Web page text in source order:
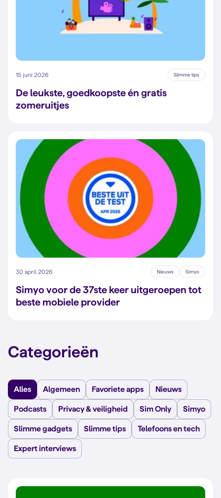
15 juni 2026 Slimme tips
De leukste, goedkoopste én gratis
zomeruitjes
30 april 2026 Nieuws Simyo
Simyo voor de 37ste keer uitgeroepen tot
beste mobiele provider
Categorieën
Alles Algemeen Favoriete apps Nieuws
Podcasts Privacy & veiligheid Sim Only Simyo
Slimme gadgets Slimme tips Telefoons en tech
Expert interviews